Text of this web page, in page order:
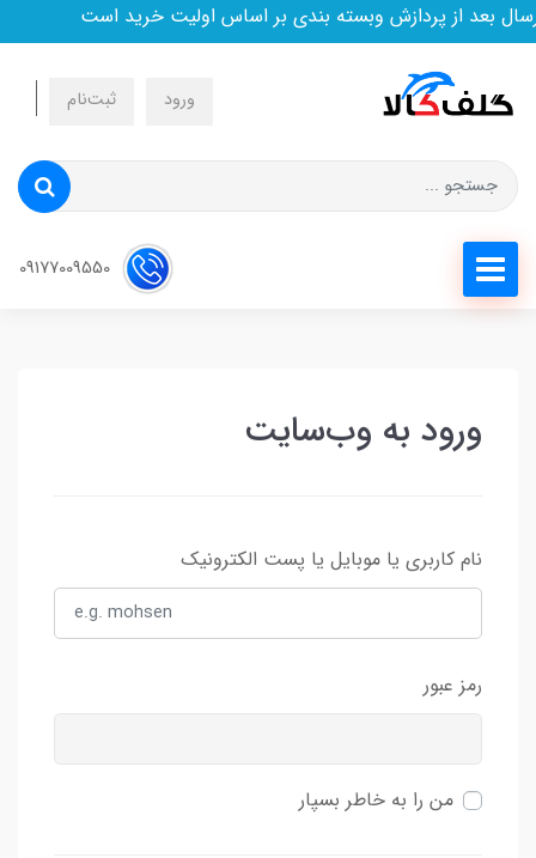
بعد از پردازش وبسته بندی بر اساس اولیت خرید است
ورود ثبت‌نام
ورود به وب‌سایت
نام کاربری یا موبایل یا پست الکترونیک
رمز عبور
من را به خاطر بسپار